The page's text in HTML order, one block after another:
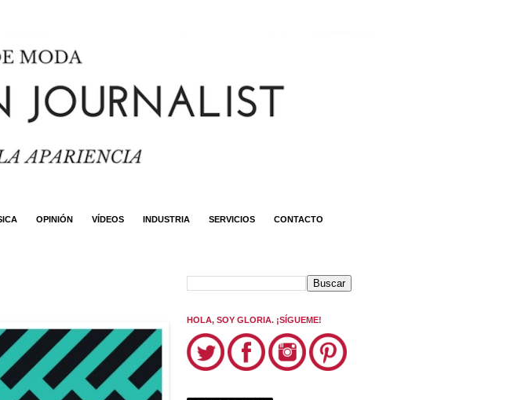
OPINIÓN VÍDEOS INDUSTRIA SERVICIOS CONTACTO
HOLA, SOY GLORIA. ¡SÍGUEME!